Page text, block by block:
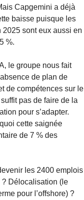
Capgemini a déjà
baisse puisque les
2025 sont eux aussi en
%.
le groupe nous fait
de plan de
de compétences sur le
pas de faire de la
pour s’adapter.
cette saignée
de 7 % des
les 2400 emplois
? Délocalisation (le
pour l’offshore) ?